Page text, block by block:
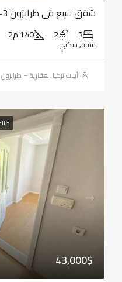
شقق للبيع في طرابزون 3+1
3
2 140 م2
شقة, سكني
أبيات تركيا العقارية – طرابزون
43,000$